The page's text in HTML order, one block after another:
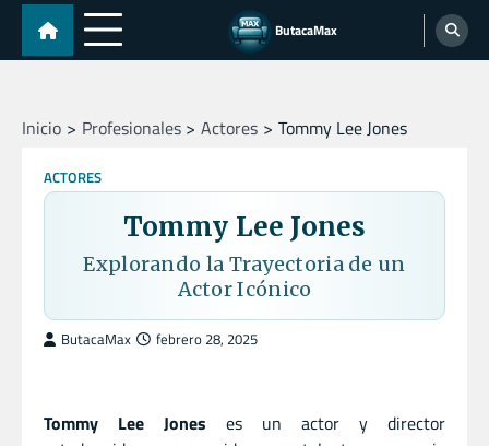
Skip
content
ButacaMax
Inicio Profesionales Actores Tommy Lee Jones
ACTORES
Tommy Lee Jones
Explorando la Trayectoria de un
Actor Icónico
ButacaMax febrero 28, 2025
Tommy Lee Jones es un actor y director